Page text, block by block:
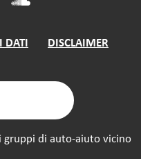
DATI
DISCLAIMER
gruppi di auto-aiuto vicino